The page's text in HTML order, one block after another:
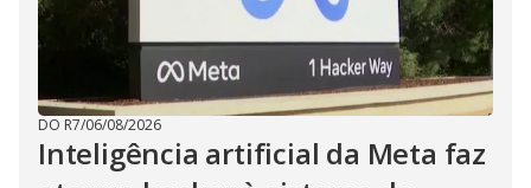
DO R7/06/08/2026
Inteligência artificial da Meta faz